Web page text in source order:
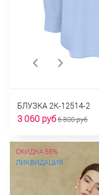
БЛУЗКА 2К-12514-2
3 060 руб6 800 руб
СКИДКА 55%
ЛИКВИДАЦИЯ